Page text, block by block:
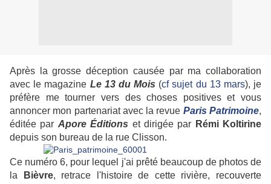
Après la grosse déception causée par ma collaboration
avec le magazine Le 13 du Mois (cf sujet du 13 mars), je
préfère me tourner vers des choses positives et vous
annoncer mon partenariat avec la revue Paris Patrimoine,
éditée par Apore Éditions et dirigée par Rémi Koltirine
depuis son bureau de la rue Clisson.
Ce numéro 6, pour lequel j'ai prêté beaucoup de photos de
la
Bièvre, retrace l'histoire de cette rivière, recouverte